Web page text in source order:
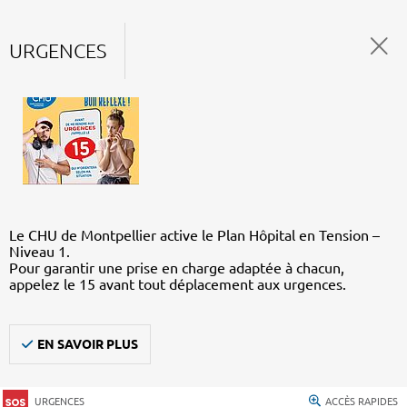
URGENCES
Le CHU de Montpellier active le Plan Hôpital en Tension –
Niveau 1.
Pour garantir une prise en charge adaptée à chacun,
appelez le 15 avant tout déplacement aux urgences.
EN SAVOIR PLUS
URGENCES ACCÈS RAPIDES